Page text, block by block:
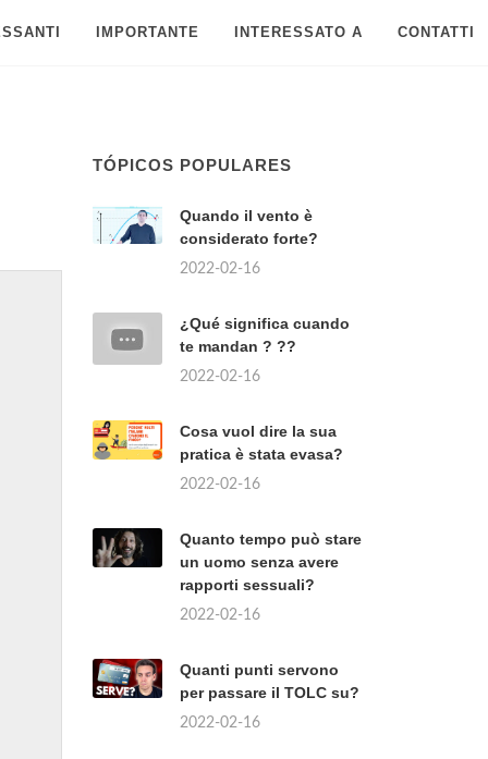
IMPORTANTE INTERESSATO A CONTATTI
TÓPICOS POPULARES
Quando il vento è
considerato forte?
2022-02-16
¿Qué significa cuando
te mandan ? ??
2022-02-16
Cosa vuol dire la sua
pratica è stata evasa?
2022-02-16
Quanto tempo può stare
un uomo senza avere
rapporti sessuali?
2022-02-16
Quanti punti servono
per passare il TOLC su?
2022-02-16